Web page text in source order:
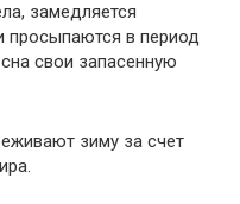
замедляется
просыпаются в период
свои запасенную
зиму за счет